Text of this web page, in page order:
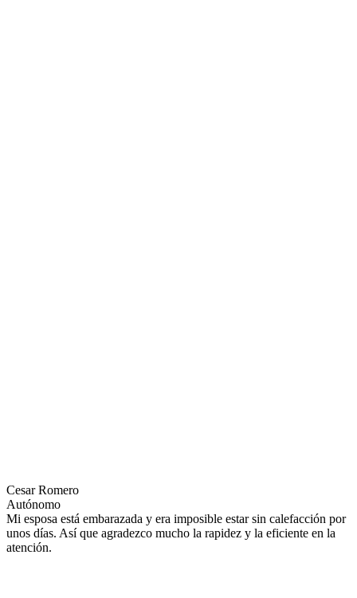
Cesar Romero
Autónomo
Mi esposa está embarazada y era imposible estar sin calefacción por
unos días. Así que agradezco mucho la rapidez y la eficiente en la
atención.